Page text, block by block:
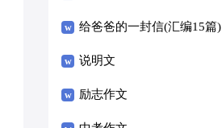
给爸爸的一封信(汇编15篇)
说明文
励志作文